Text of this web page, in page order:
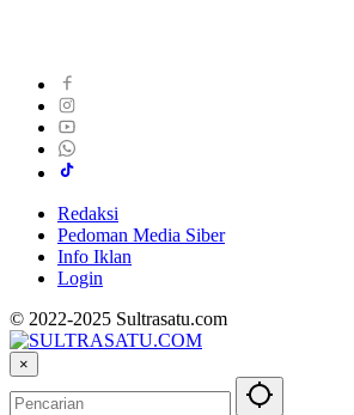
Redaksi
Pedoman Media Siber
Info Iklan
Login
© 2022-2025 Sultrasatu.com
×